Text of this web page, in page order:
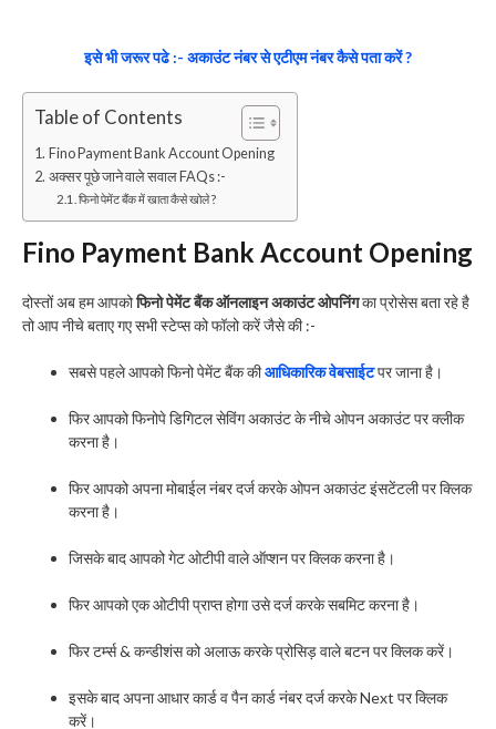
इसे भी जरूर पढे :- अकाउंट नंबर से एटीएम नंबर कैसे पता करें ?
Table of Contents
Fino Payment Bank Account Opening
अक्सर पूछे जाने वाले सवाल FAQs :-
फिनो पेमेंट बैंक में खाता कैसे खोले ?
Fino Payment Bank Account Opening
दोस्तों अब हम आपकोफिनो पेमेंट बैंक ऑनलाइन अकाउंट ओपनिंगका प्रोसेस बता रहे है
तो आप नीचे बताए गए सभी स्टेप्स को फॉलो करें जैसे की :-
सबसे पहले आपको फिनो पेमेंट बैंक कीआधिकारिक वेबसाईटपर जाना है।
फिर आपको फिनोपे डिगिटल सेविंग अकाउंट के नीचे ओपन अकाउंट पर क्लीक
करना है।
फिर आपको अपना मोबाईल नंबर दर्ज करके ओपन अकाउंट इंसटेंटली पर क्लिक
करना है।
जिसके बाद आपको गेट ओटीपी वाले ऑप्शन पर क्लिक करना है।
फिर आपको एक ओटीपी प्राप्त होगा उसे दर्ज करके सबमिट करना है।
फिर टर्म्स & कन्डीशंस को अलाऊ करके प्रोसिड़ वाले बटन पर क्लिक करें।
इसके बाद अपना आधार कार्ड व पैन कार्ड नंबर दर्ज करके Next पर क्लिक
करें।